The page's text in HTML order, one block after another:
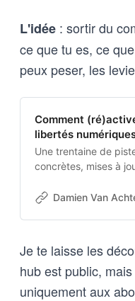
L'idée : sortir du
ce que tu es, ce
peux peser, les
Comment
libertés
Une trentaine de
concrètes, mises à
développer selon la
Damien Van
Je te laisse les
hub est public,
uniquement aux